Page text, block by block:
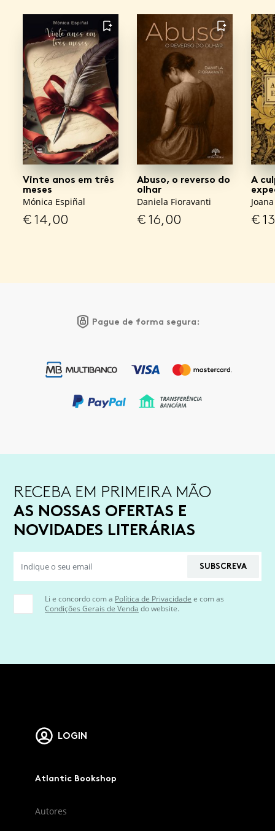
FAVORITO
Vinte anos em três
meses
Mónica Espiñal
€14,00
FAVORITO
Abuso, o reverso do
olhar
Daniela Fioravanti
€16,00
A
€
Pague de forma segura:
RECEBA EM PRIMEIRA MÃO
AS NOSSAS OFERTAS E
NOVIDADES LITERÁRIAS
SUBSCREVA
Li e concordo com a Política de Privacidade e com as
Condições Gerais de Venda do website.
LOGIN
Atlantic Bookshop
Autores